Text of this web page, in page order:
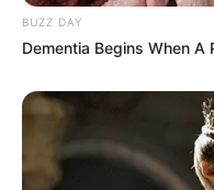
BUZZ DAY
Dementia Begins When A